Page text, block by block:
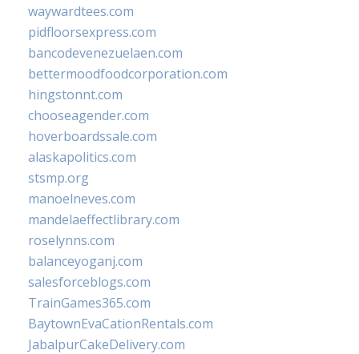
waywardtees.com
pidfloorsexpress.com
bancodevenezuelaen.com
bettermoodfoodcorporation.com
hingstonnt.com
chooseagender.com
hoverboardssale.com
alaskapolitics.com
stsmp.org
manoelneves.com
mandelaeffectlibrary.com
roselynns.com
balanceyoganj.com
salesforceblogs.com
TrainGames365.com
BaytownEvaCationRentals.com
JabalpurCakeDelivery.com